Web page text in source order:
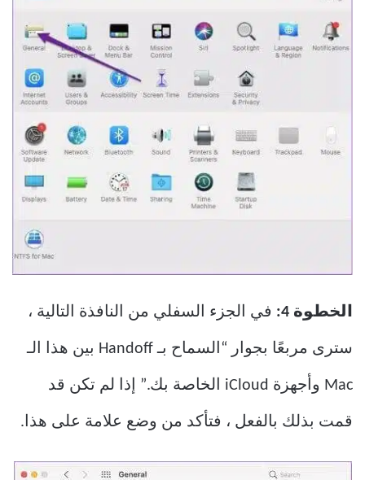
الخطوة 4: في الجزء السفلي من النافذة التالية ،
سترى مربعًا بجوار “السماح بـ Handoff بين هذا الـ
Mac وأجهزة iCloud الخاصة بك.” إذا لم تكن قد
قمت بذلك بالفعل ، فتأكد من وضع علامة على هذا.